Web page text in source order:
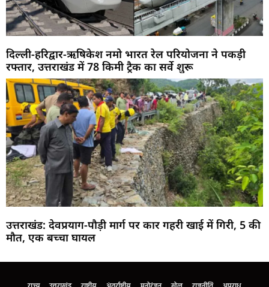
दिल्ली-हरिद्वार-ऋषिकेश नमो भारत रेल परियोजना ने पकड़ी
रफ्तार, उत्तराखंड में 78 किमी ट्रैक का सर्वे शुरू
उत्तराखंड: देवप्रयाग-पौड़ी मार्ग पर कार गहरी खाई में गिरी, 5 की
मौत, एक बच्चा घायल